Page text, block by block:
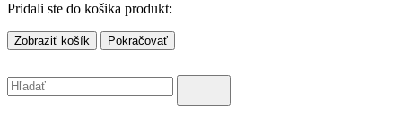
Pridali ste do košika produkt:
Zobraziť košík Pokračovať